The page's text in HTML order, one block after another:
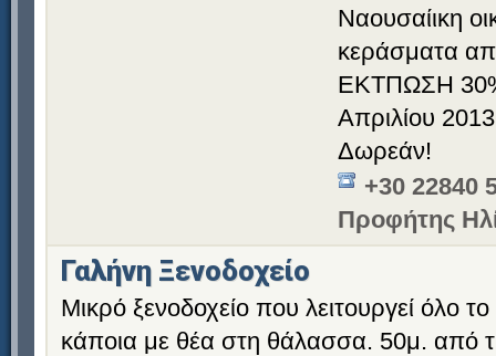
Ναουσαίικη
κεράσματα
ΕΚΤΠΩΣΗ
Απριλίου
Δωρεάν!
+30 22840
Προφήτης
Γαλήνη Ξενοδοχείο
Μικρό ξενοδοχείο που λειτουργεί όλο
κάποια με θέα στη θάλασσα. 50μ. από